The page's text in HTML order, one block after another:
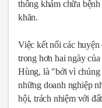
thống khám chữa
khăn.
Việc kết nối các
trong hơn hai ngày
Hùng, là "bởi vì chúng
những doanh nghiệp
hội, trách nhiệm với